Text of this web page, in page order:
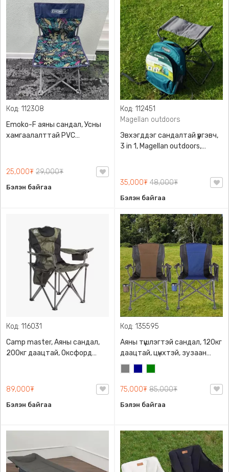
Код: 112308
Emoko-F аяны сандал, Усны
хамгаалалттай PVC
25,000₮ 29,000₮
Бэлэн байгаа
Код: 112451
Magellan outdoors
Эвхэгддэг сандалтай үүргэвч,
3 in 1, Magellan outdoors,
35,000₮ 48,000₮
Бэлэн байгаа
Код: 116031
Camp master, Аяны сандал,
200кг даацтай, Оксфорд
ууттай
89,000₮
Бэлэн байгаа
Код: 135595
Аяны түшлэгтэй сандал, 120кг
даацтай, цүнхтэй, зузаан
төмөртэй
75,000₮ 85,000₮
Бэлэн байгаа